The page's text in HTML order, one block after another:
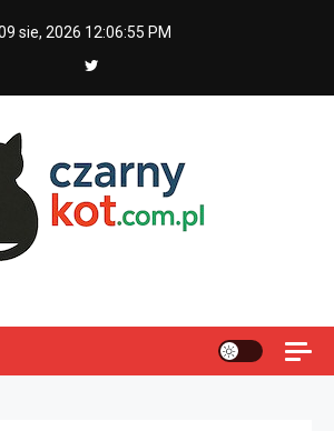
sie, 2026 12:06:56 PM